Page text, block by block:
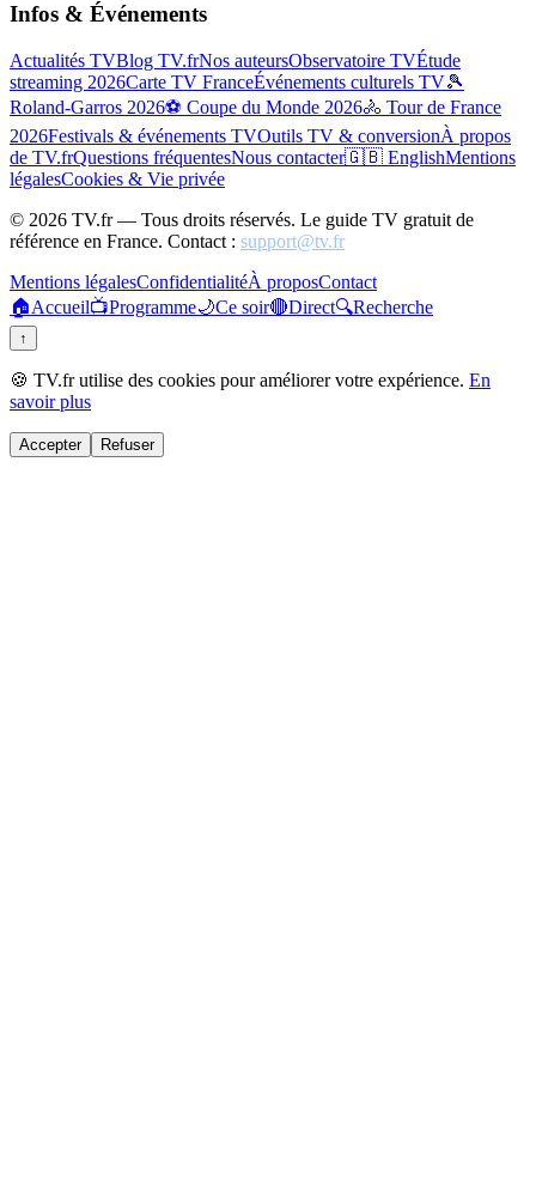
Infos & Événements
Actualités TVBlog TV.frNos auteursObservatoire TVÉtude
streaming 2026Carte TV FranceÉvénements culturels TV🎾
Roland-Garros 2026⚽ Coupe du Monde 2026🚴 Tour de France
2026Festivals & événements TVOutils TV & conversionÀ propos
de TV.frQuestions fréquentesNous contacter🇬🇧 EnglishMentions
légalesCookies & Vie privée
© 2026 TV.fr — Tous droits réservés. Le guide TV gratuit de
référence en France. Contact : support@tv.fr
Mentions légalesConfidentialitéÀ proposContact
🏠Accueil📺Programme🌙Ce soir🔴Direct🔍Recherche
↑
🍪 TV.fr utilise des cookies pour améliorer votre expérience. En
savoir plus
Accepter Refuser